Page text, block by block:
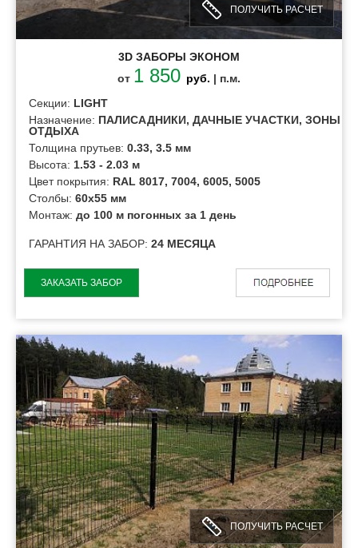
ПОЛУЧИТЬ РАСЧЕТ
3D ЗАБОРЫ ЭКОНОМ
от 1 850 руб. | п.м.
Секции: LIGHT
Назначение: ПАЛИСАДНИКИ, ДАЧНЫЕ УЧАСТКИ, ЗОНЫ
ОТДЫХА
Толщина прутьев: 0.33, 3.5 мм
Высота: 1.53 - 2.03 м
Цвет покрытия: RAL 8017, 7004, 6005, 5005
Столбы: 60х55 мм
Монтаж: до 100 м погонных за 1 день
ГАРАНТИЯ НА ЗАБОР: 24 МЕСЯЦА
ЗАКАЗАТЬ ЗАБОР
ПОЛУЧИТЬ РАСЧЕТ